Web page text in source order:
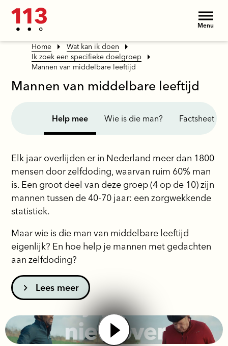
Menu
Home
Wat kan ik doen
Ik zoek een specifieke doelgroep
Mannen van middelbare leeftijd
Mannen van middelbare leeftijd
Help mee Wie is die man? Factsheet
Elk jaar overlijden er in Nederland meer dan 1800
mensen door zelfdoding, waarvan ruim 60% man
is. Een groot deel van deze groep (4 op de 10) zijn
mannen tussen de 40-70 jaar: een zorgwekkende
statistiek.
Maar wie is die man van middelbare leeftijd
eigenlijk? En hoe help je mannen met gedachten
aan zelfdoding?
Lees meer